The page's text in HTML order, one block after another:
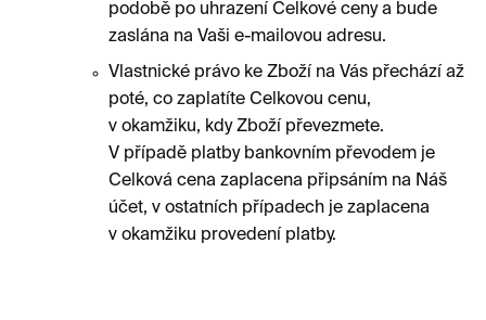
podobě po uhrazení Celkové ceny a bude
zaslána na Vaši e-mailovou adresu.
Vlastnické právo ke Zboží na Vás přechází až
poté, co zaplatíte Celkovou cenu,
v okamžiku, kdy Zboží převezmete.
V případě platby bankovním převodem je
Celková cena zaplacena připsáním na Náš
účet, v ostatních případech je zaplacena
v okamžiku provedení platby.